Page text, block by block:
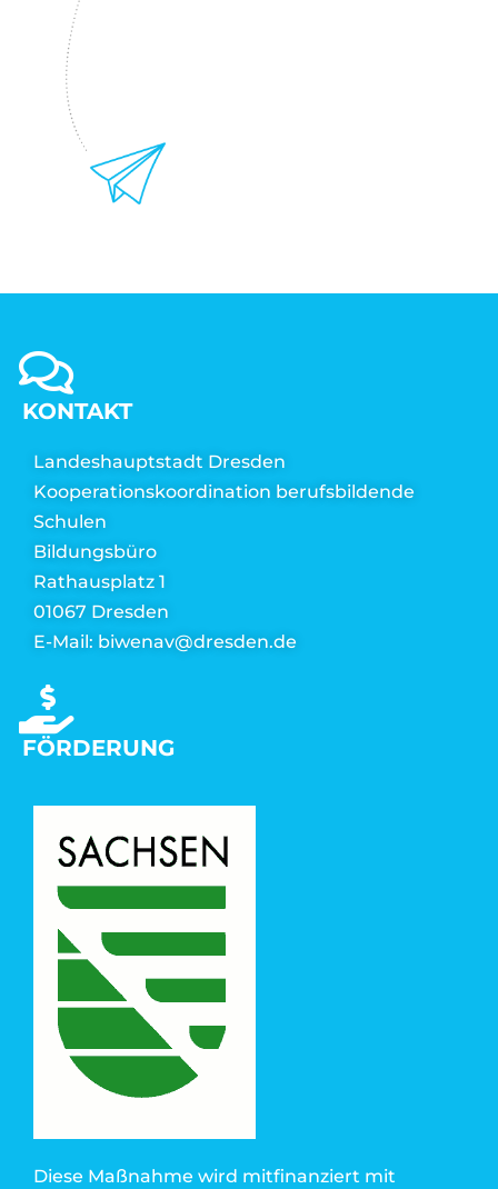
KONTAKT
Landeshauptstadt Dresden
Kooperationskoordination berufsbildende
Schulen
Bildungsbüro
Rathausplatz 1
01067 Dresden
E-Mail: biwenav@dresden.de
FÖRDERUNG
Diese Maßnahme wird mitfinanziert mit